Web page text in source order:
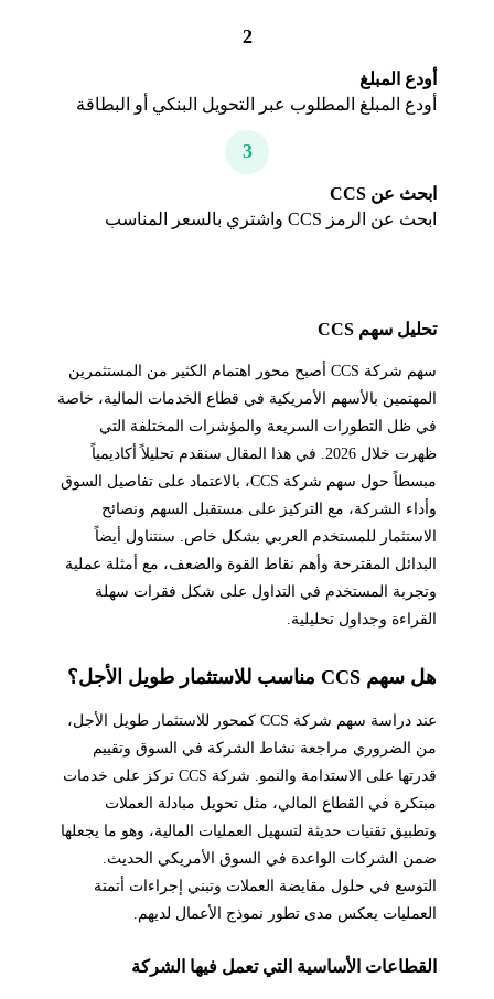
2
أودع المبلغ
أودع المبلغ المطلوب عبر التحويل البنكي أو البطاقة
3
ابحث عن CCS
ابحث عن الرمز CCS واشتري بالسعر المناسب
تحليل سهم CCS
سهم شركة CCS أصبح محور اهتمام الكثير من المستثمرين
المهتمين بالأسهم الأمريكية في قطاع الخدمات المالية، خاصة
في ظل التطورات السريعة والمؤشرات المختلفة التي
ظهرت خلال 2026. في هذا المقال سنقدم تحليلاً أكاديمياً
مبسطاً حول سهم شركة CCS، بالاعتماد على تفاصيل السوق
وأداء الشركة، مع التركيز على مستقبل السهم ونصائح
الاستثمار للمستخدم العربي بشكل خاص. سنتناول أيضاً
البدائل المقترحة وأهم نقاط القوة والضعف، مع أمثلة عملية
وتجربة المستخدم في التداول على شكل فقرات سهلة
القراءة وجداول تحليلية.
هل سهم CCS مناسب للاستثمار طويل الأجل؟
عند دراسة سهم شركة CCS كمحور للاستثمار طويل الأجل،
من الضروري مراجعة نشاط الشركة في السوق وتقييم
قدرتها على الاستدامة والنمو. شركة CCS تركز على خدمات
مبتكرة في القطاع المالي، مثل تحويل مبادلة العملات
وتطبيق تقنيات حديثة لتسهيل العمليات المالية، وهو ما يجعلها
ضمن الشركات الواعدة في السوق الأمريكي الحديث.
التوسع في حلول مقايضة العملات وتبني إجراءات أتمتة
العمليات يعكس مدى تطور نموذج الأعمال لديهم.
القطاعات الأساسية التي تعمل فيها الشركة